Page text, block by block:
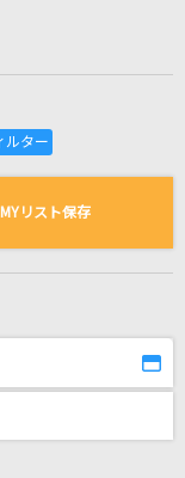
MYリスト保存